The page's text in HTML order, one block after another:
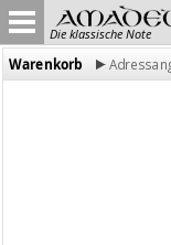
Die klassische Note
Warenkorb